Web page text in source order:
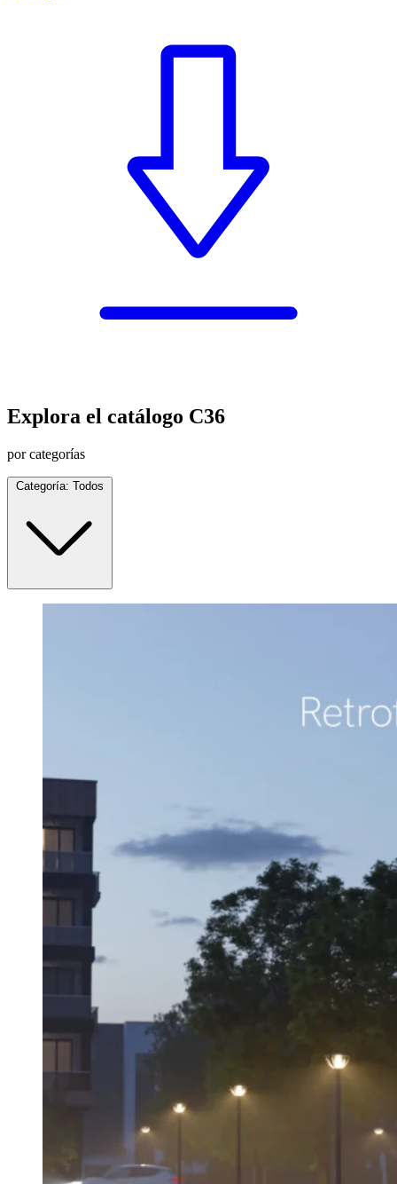
Explora el catálogo C36
por categorías
Categoría: Todos